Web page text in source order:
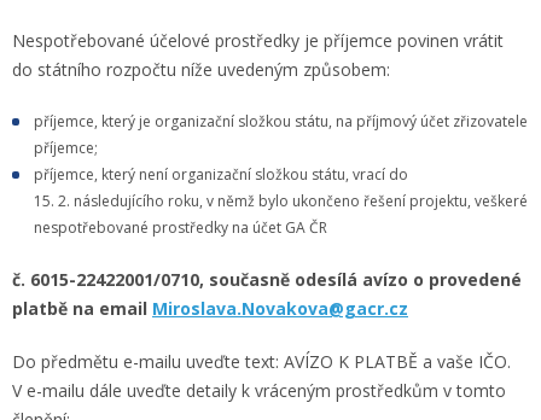
Nespotřebované účelové prostředky je příjemce povinen vrátit
do státního rozpočtu níže uvedeným způsobem:
příjemce, který je organizační složkou státu, na příjmový účet zřizovatele
příjemce;
příjemce, který není organizační složkou státu, vrací do
15. 2. následujícího roku, v němž bylo ukončeno řešení projektu, veškeré
nespotřebované prostředky na účet GA ČR
č. 6015-22422001/0710, současně odesílá avízo o provedené
platbě na email Miroslava.Novakova@gacr.cz
Do předmětu e-mailu uveďte text: AVÍZO K PLATBĚ a vaše IČO.
V e-mailu dále uveďte detaily k vráceným prostředkům v tomto